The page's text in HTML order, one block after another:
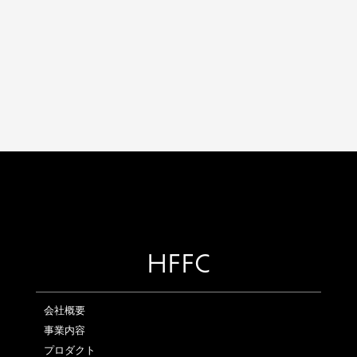
HFFC
会社概要
事業内容
プロダクト